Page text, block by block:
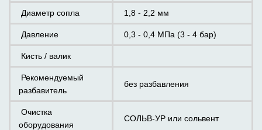
Диаметр сопла 1,8 - 2,2 мм
Давление 0,3 - 0,4 МПа (3 - 4 бар)
Кисть / валик
Рекомендуемый
разбавитель
без разбавления
Очистка
оборудования
СОЛЬВ-УР или сольвент